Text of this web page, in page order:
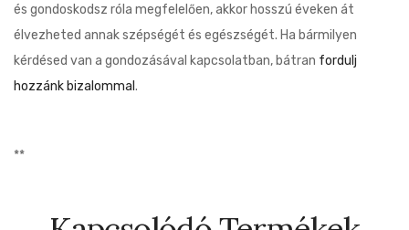
és gondoskodsz róla megfelelően, akkor hosszú éveken át
élvezheted annak szépségét és egészségét. Ha bármilyen
kérdésed van a gondozásával kapcsolatban, bátran fordulj
hozzánk bizalommal .
**